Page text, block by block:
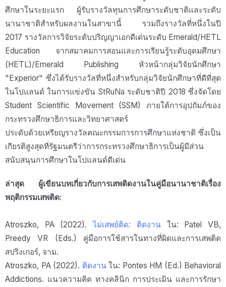
ศึกษาในระยะแรก ผู้รับรางวัลทุนการศึกษาระดับชาติและระดับ
นานาชาติสำหรับผลงานในสาขานี้ รวมถึงรางวัลที่หนึ่งในปี
2017 รางวัลการวิจัยระดับปริญญาเอกดีเด่นระดับ Emerald/HETL
Education จากสมาคมการสอนและการเรียนรู้ระดับอุดมศึกษา
(HETL)/Emerald Publishing หัวหน้ากลุ่มวิจัยนักศึกษา
"Experior" ซึ่งได้รับรางวัลที่หนึ่งสำหรับกลุ่มวิจัยนักศึกษาที่ดีที่สุด
ในโปแลนด์ ในการแข่งขัน StRuNa ระดับชาติปี 2018 ซึ่งจัดโดย
Student Scientific Movement (SSM) ภายใต้การอุปถัมภ์ของ
กระทรวงศึกษาธิการและวิทยาศาสตร์
ประดับด้วยเหรียญรางวัลคณะกรรมการการศึกษาแห่งชาติ ซึ่งเป็น
เกียรติสูงสุดที่รัฐมนตรีว่าการกระทรวงศึกษาธิการเป็นผู้มีส่วน
สนับสนุนการศึกษาในโปแลนด์ดีเด่น
ล่าสุด ผู้เขียนบทเกี่ยวกับการเสพติดงานในคู่มือนานาชาติเรื่อง
พฤติกรรมเสพติด:
Atroszko, PA (2022).ไม่เสพย์ติด: ติดงานใน: Patel VB,
Preedy VR (Eds.) คู่มือการใช้สารในทางที่ผิดและการเสพติด
สปริงเกอร์, จาม.
Atroszko, PA (2022). ติดงานใน: Pontes HM (Ed.) Behavioral
Addictions. แนวความคิด ทางคลินิก การประเมิน และการรักษา